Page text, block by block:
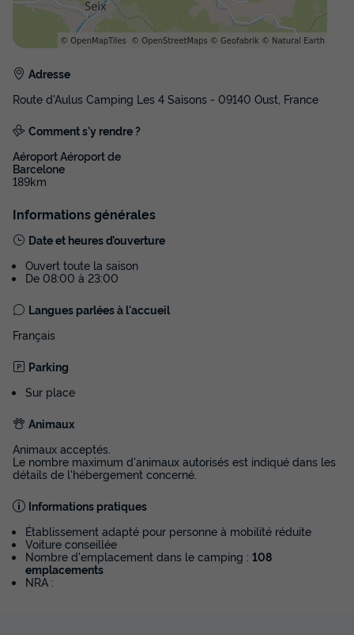
MOBILHOME 4 personnes - AULUS : 1 salle d'eau sans
terrasse couverte
14/09/2026au 21/09/2026
Meilleur prix pour 7 nuits
450 €
Voir les disponibilités
dimanche : 1 salle d'eau avec terrasse
4
Terrasse couverte
MOBILHOME 4 personnes - AULUS dimanche : 1 salle
d'eau avec terrasse couverte
du11/09/2026au 18/09/2026
Meilleur prix pour 7 nuits
Modifier les dates
Adresse
Route d'Aulus Camping Les 4 Saisons - 09140 Oust, France
Comment s'y rendre ?
Aéroport Aéroport de
Barcelone
189km
Informations générales
Date et heures d’ouverture
Ouvert toute la saison
De 08:00 à 23:00
Langues parlées à l'accueil
Français
Parking
Sur place
Animaux
Animaux acceptés.
Le nombre maximum d'animaux autorisés est indiqué dans les
détails de l'hébergement concerné.
Informations pratiques
Établissement adapté pour personne à mobilité réduite
Voiture conseillée
Nombre d'emplacement dans le camping : 108
emplacements
NRA :